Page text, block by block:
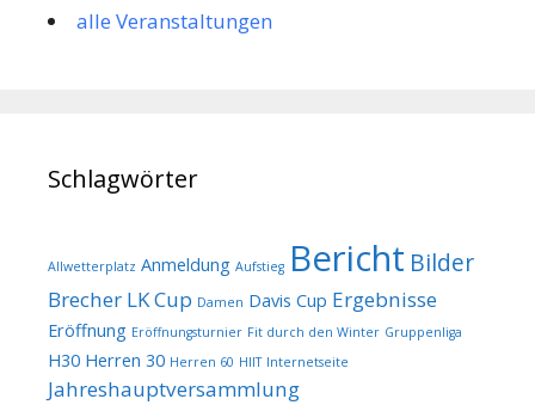
alle Veranstaltungen
Schlagwörter
Allwetterplatz Anmeldung Aufstieg Bericht Bilder
Brecher LK Cup Damen Davis Cup Ergebnisse
Eröffnung Eröffnungsturnier Fit durch den Winter Gruppenliga
H30 Herren 30 Herren 60 HIIT Internetseite
Jahreshauptversammlung